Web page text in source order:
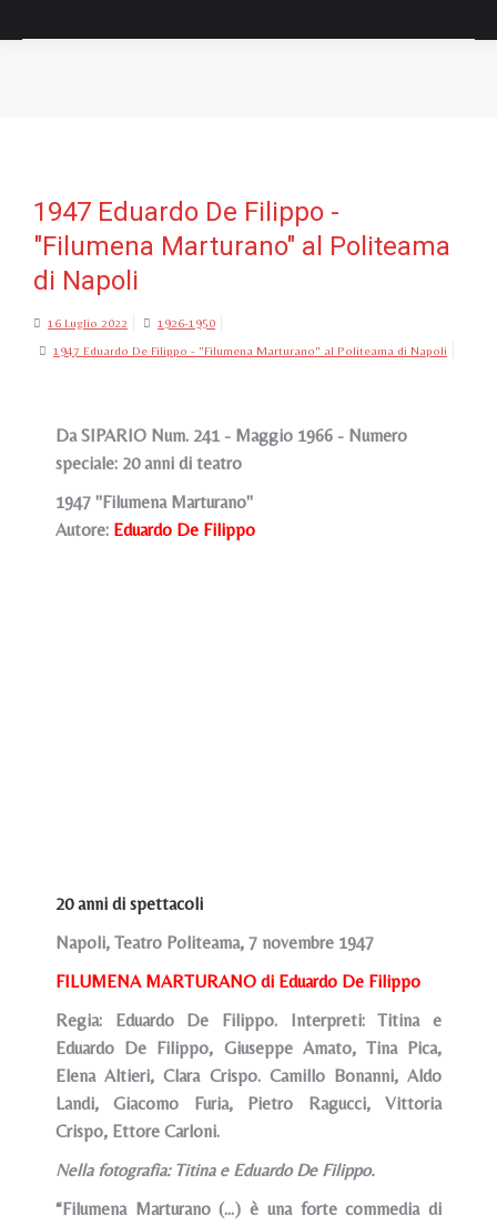
1947 Eduardo De Filippo -
"Filumena Marturano" al Politeama
di Napoli
16 Luglio 2022 1926-1950
1947 Eduardo De Filippo - "Filumena Marturano" al Politeama di Napoli
Da SIPARIO Num. 241 - Maggio 1966 - Numero
speciale: 20 anni di teatro
1947 "Filumena Marturano"
Autore: Eduardo De Filippo
20 anni di spettacoli
Napoli, Teatro Politeama, 7 novembre 1947
FILUMENA MARTURANO di Eduardo De Filippo
Regia: Eduardo De Filippo. Interpreti: Titina e
Eduardo De Filippo, Giuseppe Amato, Tina Pica,
Elena Altieri, Clara Crispo. Camillo Bonanni, Aldo
Landi, Giacomo Furia, Pietro Ragucci, Vittoria
Crispo, Ettore Carloni.
Nella fotografia: Titina e Eduardo De Filippo.
“Filumena Marturano (...) è una forte commedia di